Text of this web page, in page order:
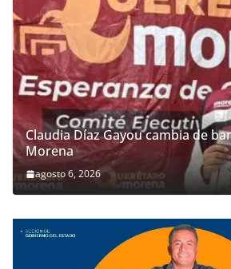
Claudia Díaz Gayou cambia de
Morena
agosto 6, 2026